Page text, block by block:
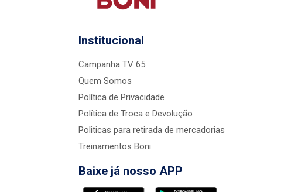
Institucional
Campanha TV 65
Quem Somos
Política de Privacidade
Política de Troca e Devolução
Politicas para retirada de mercadorias
Treinamentos Boni
Baixe já nosso APP